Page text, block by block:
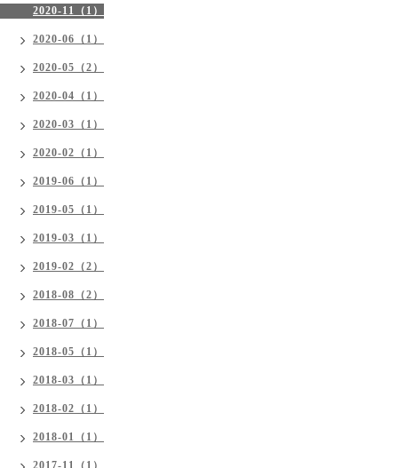
2020-11（1）
2020-06（1）
2020-05（2）
2020-04（1）
2020-03（1）
2020-02（1）
2019-06（1）
2019-05（1）
2019-03（1）
2019-02（2）
2018-08（2）
2018-07（1）
2018-05（1）
2018-03（1）
2018-02（1）
2018-01（1）
2017-11（1）